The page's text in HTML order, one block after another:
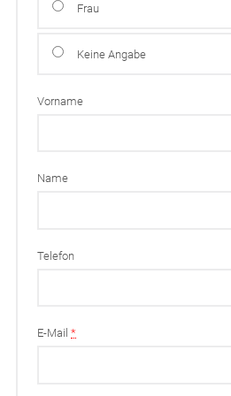
Frau
Keine Angabe
Vorname
Name
Telefon
E-Mail*